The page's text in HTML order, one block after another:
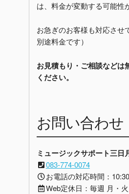
は、料金が変動する可能性
お急ぎのお客様も対応させ
別途料金です）
お見積もり・ご相談などは
ください。
お問い合わせ
ミュージックサポート三日
083-774-0074
お電話の対応時間：
Web定休日：毎週 月・